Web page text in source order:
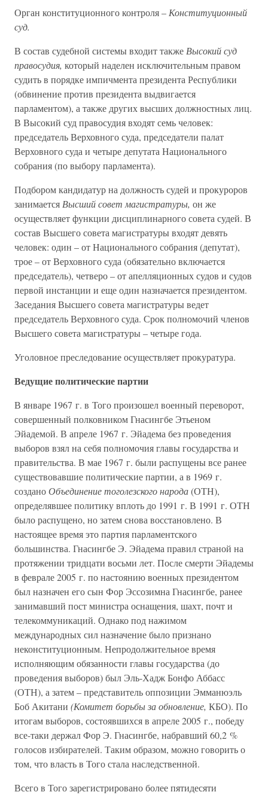
Орган конституционного контроля – Конституционный
суд.
В состав судебной системы входит также Высокий суд
правосудия, который наделен исключительным правом
судить в порядке импичмента президента Республики
(обвинение против президента выдвигается
парламентом), а также других высших должностных лиц.
В Высокий суд правосудия входят семь человек:
председатель Верховного суда, председатели палат
Верховного суда и четыре депутата Национального
собрания (по выбору парламента).
Подбором кандидатур на должность судей и прокуроров
занимается Высший совет магистратуры, он же
осуществляет функции дисциплинарного совета судей. В
состав Высшего совета магистратуры входят девять
человек: один – от Национального собрания (депутат),
трое – от Верховного суда (обязательно включается
председатель), четверо – от апелляционных судов и судов
первой инстанции и еще один назначается президентом.
Заседания Высшего совета магистратуры ведет
председатель Верховного суда. Срок полномочий членов
Высшего совета магистратуры – четыре года.
Уголовное преследование осуществляет прокуратура.
Ведущие политические партии
В январе 1967 г. в Того произошел военный переворот,
совершенный полковником Гнасингбе Этьеном
Эйадемой. В апреле 1967 г. Эйадема без проведения
выборов взял на себя полномочия главы государства и
правительства. В мае 1967 г. были распущены все ранее
существовавшие политические партии, а в 1969 г.
созданоОбъединение тоголезского народа(ОТН),
определявшее политику вплоть до 1991 г. В 1991 г. ОТН
было распущено, но затем снова восстановлено. В
настоящее время это партия парламентского
большинства. Гнасингбе Э. Эйадема правил страной на
протяжении тридцати восьми лет. После смерти Эйадемы
в феврале 2005 г. по настоянию военных президентом
был назначен его сын Фор Эссозимна Гнасингбе, ранее
занимавший пост министра оснащения, шахт, почт и
телекоммуникаций. Однако под нажимом
международных сил назначение было признано
неконституционным. Непродолжительное время
исполняющим обязанности главы государства (до
проведения выборов) был Эль-Хадж Бонфо Аббасс
(ОТН), а затем – представитель оппозиции Эмманюэль
Боб Акитани (Комитет борьбы за обновление, КБО). По
итогам выборов, состоявшихся в апреле 2005 г., победу
все-таки держал Фор Э. Гнасингбе, набравший 60,2 %
голосов избирателей. Таким образом, можно говорить о
том, что власть в Того стала наследственной.
Всего в Того зарегистрировано более пятидесяти